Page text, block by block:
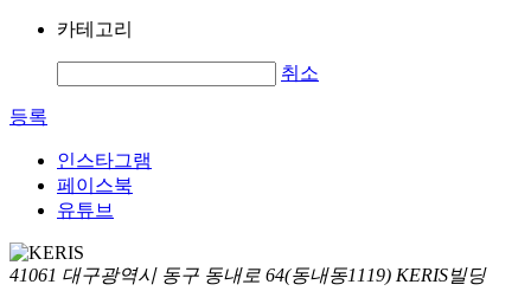
카테고리
취소
등록
인스타그램
페이스북
유튜브
41061 대구광역시 동구 동내로 64(동내동1119) KERIS빌딩